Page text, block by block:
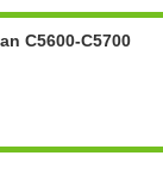
C5600-C5700